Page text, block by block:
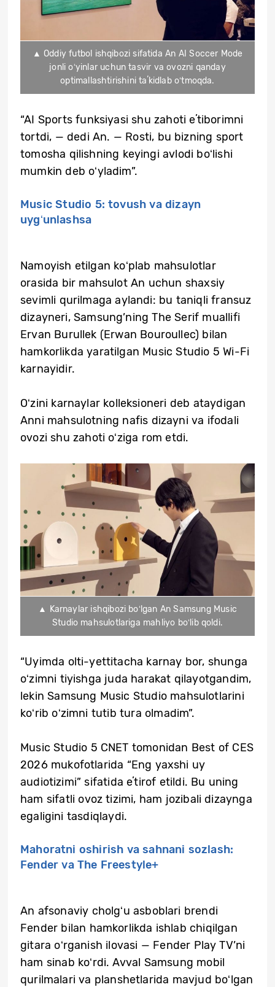
▲ Oddiy futbol ishqibozi sifatida An AI Soccer Mode
jonli oʻyinlar uchun tasvir va ovozni qanday
optimallashtirishini taʼkidlab oʻtmoqda.
“AI Sports funksiyasi shu zahoti eʼtiborimni
tortdi, — dedi An. — Rosti, bu bizning sport
tomosha qilishning keyingi avlodi boʻlishi
mumkin deb oʻyladim”.
Music Studio 5: tovush va dizayn
uygʻunlashsa
Namoyish etilgan koʻplab mahsulotlar
orasida bir mahsulot An uchun shaxsiy
sevimli qurilmaga aylandi: bu taniqli fransuz
dizayneri, Samsung’ning The Serif muallifi
Ervan Burullek (Erwan Bouroullec) bilan
hamkorlikda yaratilgan Music Studio 5 Wi-Fi
karnayidir.
Oʻzini karnaylar kolleksioneri deb ataydigan
Anni mahsulotning nafis dizayni va ifodali
ovozi shu zahoti oʻziga rom etdi.
▲ Karnaylar ishqibozi boʻlgan An Samsung Music
Studio mahsulotlariga mahliyo boʻlib qoldi.
“Uyimda olti-yettitacha karnay bor, shunga
oʻzimni tiyishga juda harakat qilayotgandim,
lekin Samsung Music Studio mahsulotlarini
koʻrib oʻzimni tutib tura olmadim”.
Music Studio 5 CNET tomonidan Best of CES
2026 mukofotlarida “Eng yaxshi uy
audiotizimi” sifatida eʼtirof etildi. Bu uning
ham sifatli ovoz tizimi, ham jozibali dizaynga
egaligini tasdiqlaydi.
Mahoratni oshirish va sahnani sozlash:
Fender va The Freestyle+
An afsonaviy cholgʻu asboblari brendi
Fender bilan hamkorlikda ishlab chiqilgan
gitara oʻrganish ilovasi — Fender Play TV’ni
ham sinab koʻrdi. Avval Samsung mobil
qurilmalari va planshetlarida mavjud boʻlgan